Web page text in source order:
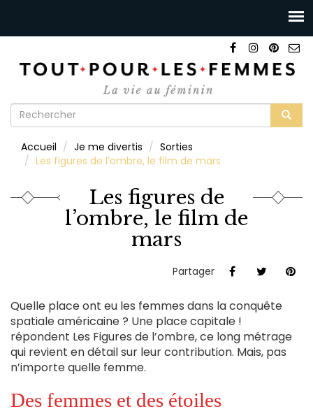
Formulaire
recherche
Accueil Je me divertis
Sorties
Les figures de l’ombre, le film de mars
Les figures de
l’ombre, le film de
mars
Partager
Quelle place ont eu les femmes dans la conquête
spatiale américaine ? Une place capitale !
répondent Les Figures de l’ombre, ce long métrage
qui revient en détail sur leur contribution. Mais, pas
n’importe quelle femme.
Des femmes et des étoiles